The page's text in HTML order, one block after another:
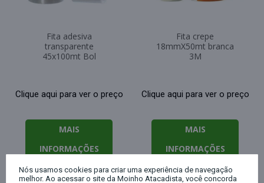
Fita adesiva
transparente
45x100mt Bol
Clique aqui para ver o preço
MAIS
INFORMAÇÕES
Fita crepe
18mmX50mt branca
3M
Clique aqui para ver o preço
MAIS
INFORMAÇÕES
Nós usamos cookies para criar uma experiência de navegação
melhor. Ao acessar o site da Moinho Atacadista, você concorda